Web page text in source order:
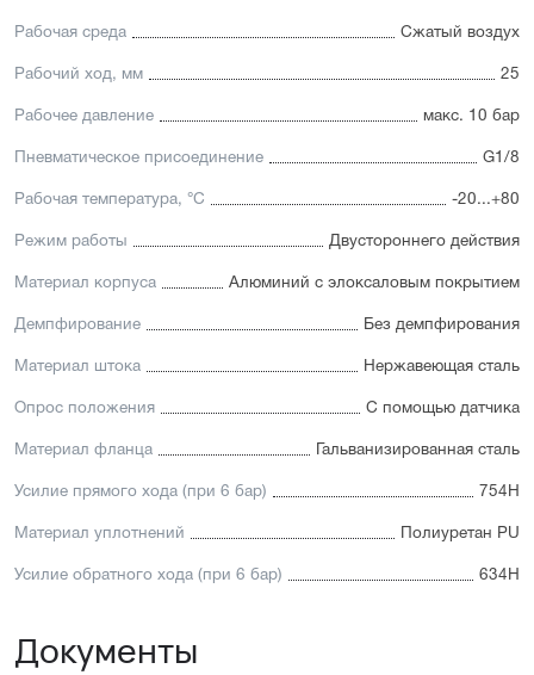
применяется хромированная сталь
замены на уплотнения с расширенным температурным
Рабочая среда Сжатый воздух
Рабочий ход, мм 25
Рабочее давление макс. 10 бар
Пневматическое присоединение G1/8
Рабочая температура, °C -20...+80
Режим работы Двустороннего действия
Материал корпуса Алюминий с элоксаловым покрытием
Демпфирование Без демпфирования
Материал штока Нержавеющая сталь
Опрос положения С помощью датчика
Материал фланца Гальванизированная сталь
Усилие прямого хода (при 6 бар) 754Н
Материал уплотнений Полиуретан PU
Усилие обратного хода (при 6 бар) 634Н
Документы